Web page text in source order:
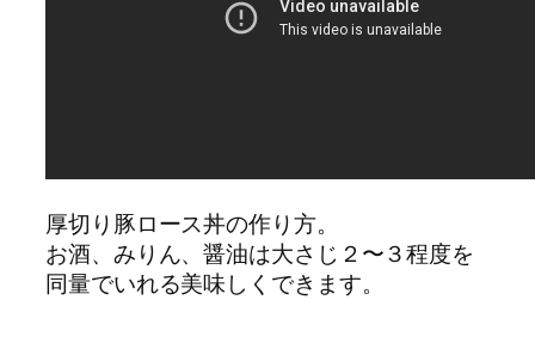
厚切り豚ロース丼の作り方。
お酒、みりん、醤油は大さじ２〜３程度を
同量でいれる美味しくできます。